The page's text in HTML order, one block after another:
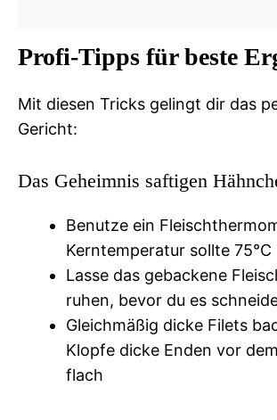
Profi-Tipps für beste
Mit diesen Tricks gelingt dir das
Gericht:
Das Geheimnis saftigen
Benutze ein
Kerntemperatur sollte
Lasse das gebackene
ruhen, bevor du es
Gleichmäßig dicke Filets
Klopfe dicke Enden vor
flach